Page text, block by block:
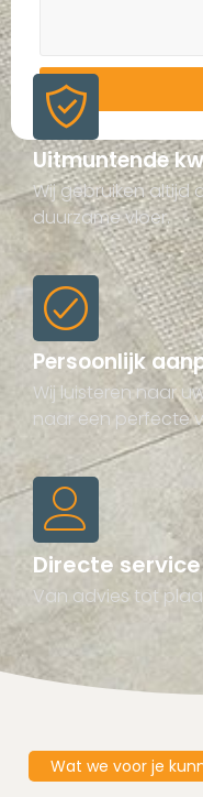
Uitmuntende
Wij gebruiken altijd
duurzame vloer.
Persoonlijk
Wij luisteren naar
naar een perfecte
Directe service
Van advies tot
Wat we voor je